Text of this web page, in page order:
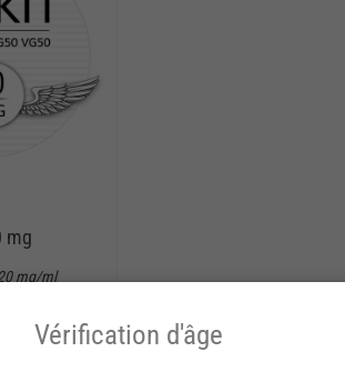
mg
mg/ml
Vérification d'âge